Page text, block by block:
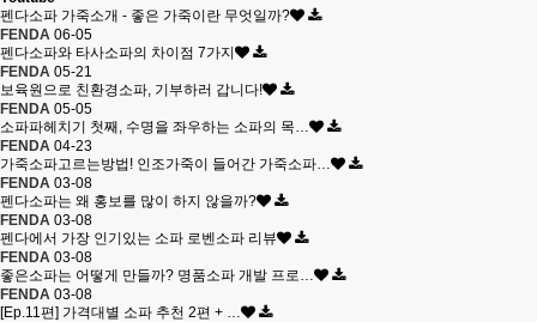
펜다소파 가죽소개 - 좋은 가죽이란 무엇일까?
FENDA 06-05
펜다소파와 타사소파의 차이점 7가지
FENDA 05-21
보육원으로 친환경소파, 기부하러 갑니다!
FENDA 05-05
소파파헤치기 첫째, 수명을 좌우하는 소파의 목…
FENDA 04-23
가죽소파고르는방법! 인조가죽이 들어간 가죽소파…
FENDA 03-08
펜다소파는 왜 홍보를 많이 하지 않을까?
FENDA 03-08
펜다에서 가장 인기있는 소파 로벤소파 리뷰
FENDA 03-08
좋은소파는 어떻게 만들까? 명품소파 개발 프로…
FENDA 03-08
[Ep.11편] 가격대별 소파 추천 2편 + …